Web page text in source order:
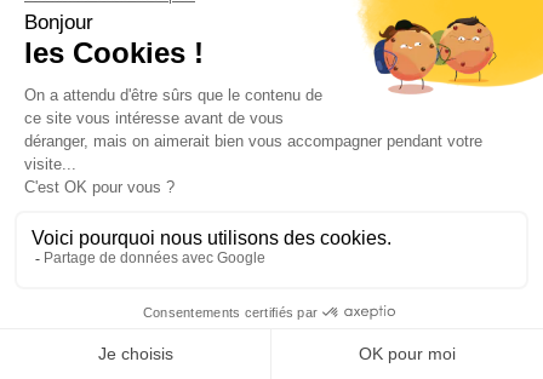
RAL 7002
RAL 7003
RAL 7004
RAL 7005
RAL 7008